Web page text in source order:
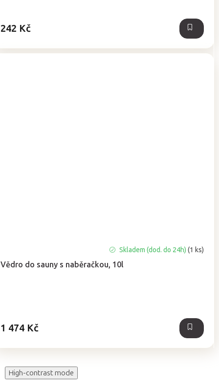
242 Kč
Vědro do sauny s naběračkou, 10l
Skladem (dod. do 24h) (1 ks)
1 474 Kč
High-contrast mode